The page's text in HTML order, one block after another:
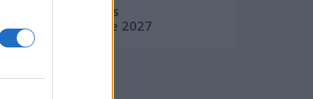
Calendario de Días
Internacionales de 2027